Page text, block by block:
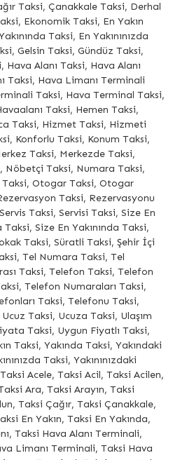
Taksi, Çanakkale Taksi, Derhal
Ekonomik Taksi, En Yakın
Taksi, En Yakınınızda
Gelsin Taksi, Gündüz Taksi,
Alanı Taksi, Hava Alanı
Taksi, Hava Limanı Terminali
Taksi, Hava Terminal Taksi,
Taksi, Hemen Taksi,
Taksi, Hizmet Taksi, Hizmeti
Konforlu Taksi, Konum Taksi,
Taksi, Merkezde Taksi,
Nöbetçi Taksi, Numara Taksi,
Taksi, Otogar Taksi, Otogar
Taksi, Rezervasyonu
Taksi, Servisi Taksi, Size En
Size En Yakınında Taksi,
Taksi, Süratli Taksi, Şehir İçi
Tel Numara Taksi, Tel
Taksi, Telefon Taksi, Telefon
Telefon Numaraları Taksi,
Taksi, Telefonu Taksi,
Taksi, Ucuza Taksi, Ulaşım
Taksi, Uygun Fiyatlı Taksi,
Taksi, Yakında Taksi, Yakındaki
Taksi, Yakınınızdaki
Acele, Taksi Acil, Taksi Acilen,
Ara, Taksi Arayın, Taksi
Taksi Çağır, Taksi Çanakkale,
En Yakın, Taksi En Yakında,
Taksi Hava Alanı Terminali,
Limanı Terminali, Taksi Hava